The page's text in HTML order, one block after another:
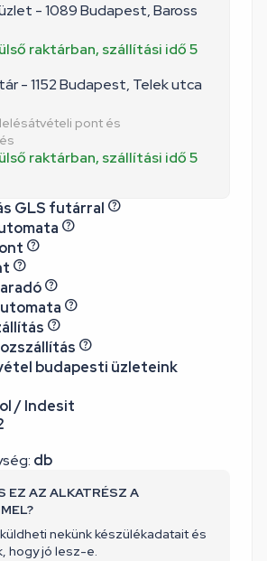
/ Indesit
db
- 1089 Budapest, Baross
raktárban, szállítási idő 5
- 1152 Budapest, Telek utca
pont és
raktárban, szállítási idő 5
GLS futárral
budapesti üzleteink
EZ AZ ALKATRÉSZ A
nekünk készülékadatait és
hogy jó lesz-e.